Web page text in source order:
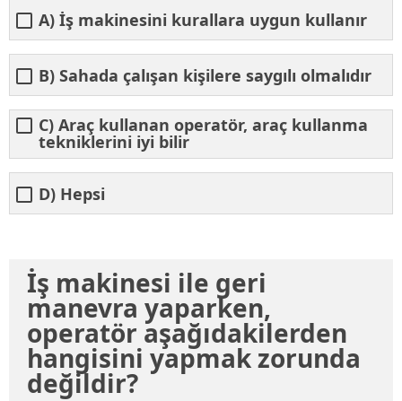
A) İş makinesini kurallara uygun kullanır
B) Sahada çalışan kişilere saygılı olmalıdır
C) Araç kullanan operatör, araç kullanma
tekniklerini iyi bilir
D) Hepsi
İş makinesi ile geri
manevra yaparken,
operatör aşağıdakilerden
hangisini yapmak zorunda
değildir?